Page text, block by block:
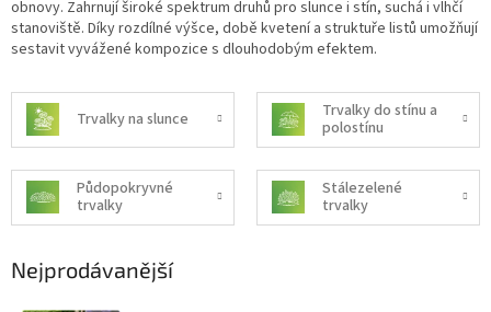
obnovy. Zahrnují široké spektrum druhů pro slunce i stín, suchá i vlhčí
stanoviště. Díky rozdílné výšce, době kvetení a struktuře listů umožňují
sestavit vyvážené kompozice s dlouhodobým efektem.
Trvalky na slunce
Trvalky do stínu a
polostínu
Půdopokryvné
trvalky
Stálezelené
trvalky
Nejprodávanější